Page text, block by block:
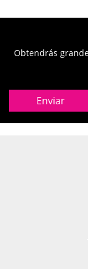
Obtendrás